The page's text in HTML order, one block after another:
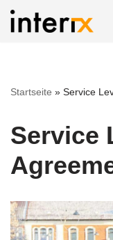
Startseite » Service
Service